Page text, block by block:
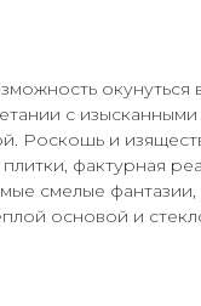
окунуться
с
Роскошь и
фактурная
смелые
основой и